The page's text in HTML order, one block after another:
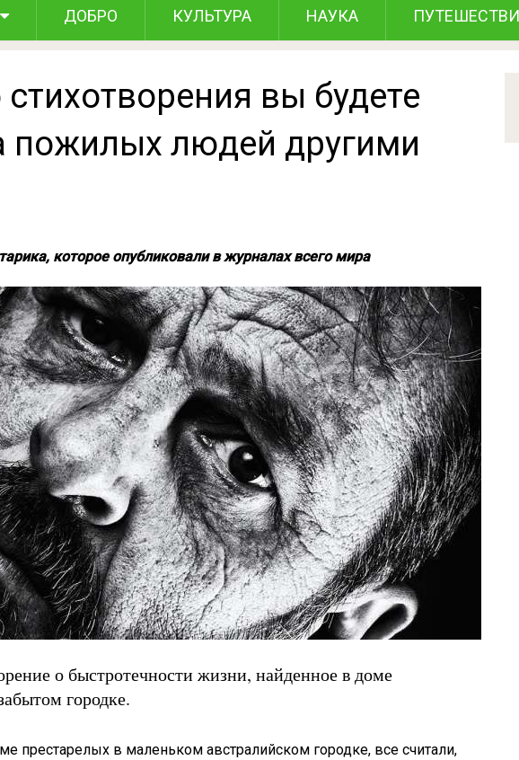
ДОБРО КУЛЬТУРА НАУКА
стихотворения вы будете
пожилых людей другими
которое опубликовали в журналах всего мира
о быстротечности жизни, найденное в доме
городке.
престарелых в маленьком австралийском городке, все считали,